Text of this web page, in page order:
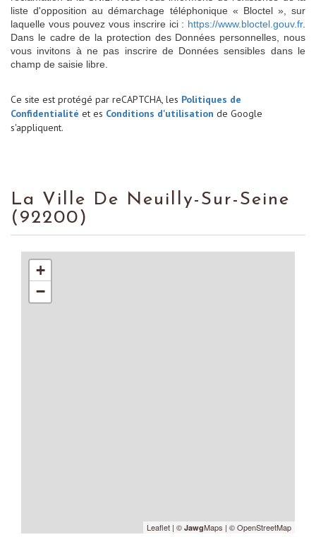
liste d'opposition au démarchage téléphonique « Bloctel », sur
laquelle vous pouvez vous inscrire ici : https://www.bloctel.gouv.fr.
Dans le cadre de la protection des Données personnelles, nous
vous invitons à ne pas inscrire de Données sensibles dans le
champ de saisie libre.
Ce site est protégé par reCAPTCHA, les Politiques de
Confidentialité et es Conditions d'utilisation de Google
s'appliquent.
La Ville De Neuilly-Sur-Seine
(92200)
+
−
Leaflet | © JawgMaps | © OpenStreetMap